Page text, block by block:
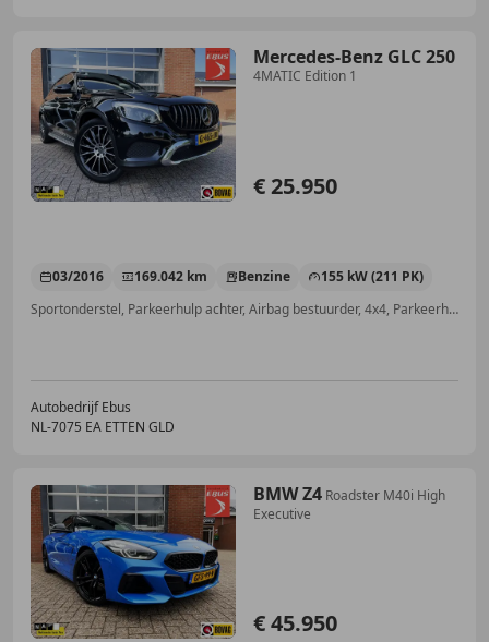
Mercedes-Benz GLC 250
4MATIC Edition 1
€ 25.950
03/2016 169.042 km Benzine
155 kW (211 PK)
Sportonderstel, Parkeerhulp achter, Airbag bestuurder, 4x4, Parkeerhulp met camera, Open dak, Elektrische achterklep, Getinte ramen
Autobedrijf Ebus
NL-7075 EA ETTEN GLD
BMW Z4 Roadster M40i High
Executive
€ 45.950